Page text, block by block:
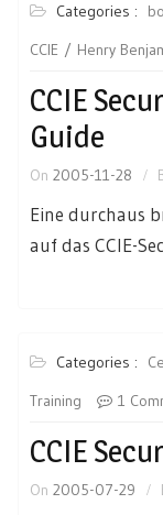
Categories :
CCIE
Henry
CCIE
Guide
On 2005-11-28
Eine durchaus
auf das CCIE-
Categories :
Training
1
CCIE
On 2005-07-29